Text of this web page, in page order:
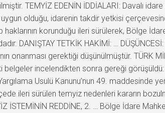
TEMYİZ EDENİN İDDİALARI: Davalı
olduğu, idarenin takdir yetkisi
korunduğu ileri sürülerek, Bölge
DANIŞTAY TETKİK HAKİMİ: …
onanması gerektiği düşünülmüştür. TÜRK
incelendikten sonra gereği görüşüldü:
Usulü Kanunu’nun 49. maddesinde
ileri sürülen temyiz nedenleri kararın
İSTEMİNİN REDDİNE, 2. … Bölge İdare